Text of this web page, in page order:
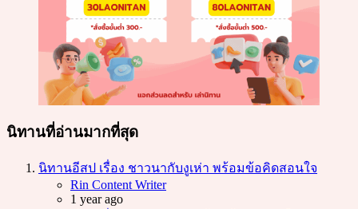
นิทานที่อ่านมากที่สุด
นิทานอีสป เรื่อง ชาวนากับงูเห่า พร้อมข้อคิดสอนใจ
Posted
Rin Content Writer
1 year ago